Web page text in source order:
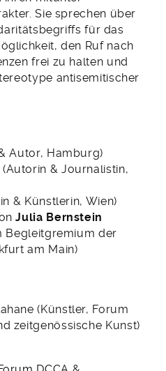
Sie sprechen über
für das
den Ruf nach
frei zu halten und
antisemitischer
Autor, Hamburg)
(Autorin & Journalistin,
& Künstlerin, Wien)
Julia Bernstein
Begleitgremium der
am Main)
(Künstler, Forum
zeitgenössische Kunst)